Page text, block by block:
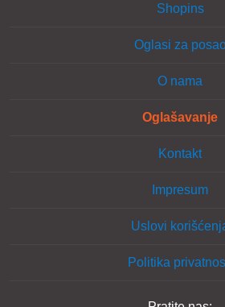
Shopins
Oglasi za
O nama
Oglašavanje
Kontakt
Impresum
Uslovi
Politika